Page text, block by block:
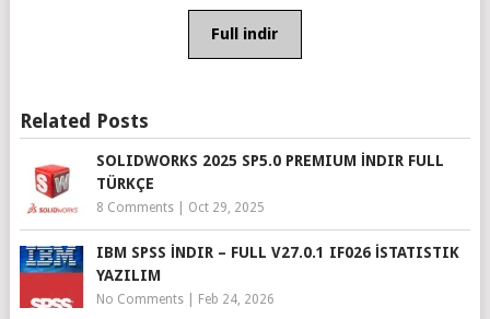
Full indir
Related Posts
SOLIDWORKS 2025 SP5.0 PREMIUM İNDIR FULL
TÜRKÇE
8 Comments| Oct 29, 2025
IBM SPSS İNDIR – FULL V27.0.1 IF026 İSTATISTIK
YAZILIM
No Comments| Feb 24, 2026